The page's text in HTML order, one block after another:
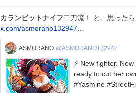
カランビットナイフ二刀流！ と、思ったら
x.com/asmorano132947…
ASMORANO @ASMORANO132947
⚡ New fighter. New
ready to cut her
#Yasmine